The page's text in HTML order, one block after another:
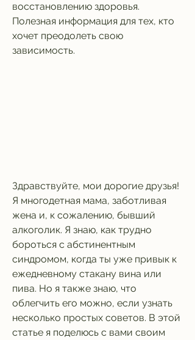
восстановлению здоровья.
Полезная информация для тех, кто
хочет преодолеть свою
зависимость.
Здравствуйте, мои дорогие друзья!
Я многодетная мама, заботливая
жена и, к сожалению, бывший
алкоголик. Я знаю, как трудно
бороться с абстинентным
синдромом, когда ты уже привык к
ежедневному стакану вина или
пива. Но я также знаю, что
облегчить его можно, если узнать
несколько простых советов. В этой
статье я поделюсь с вами своим